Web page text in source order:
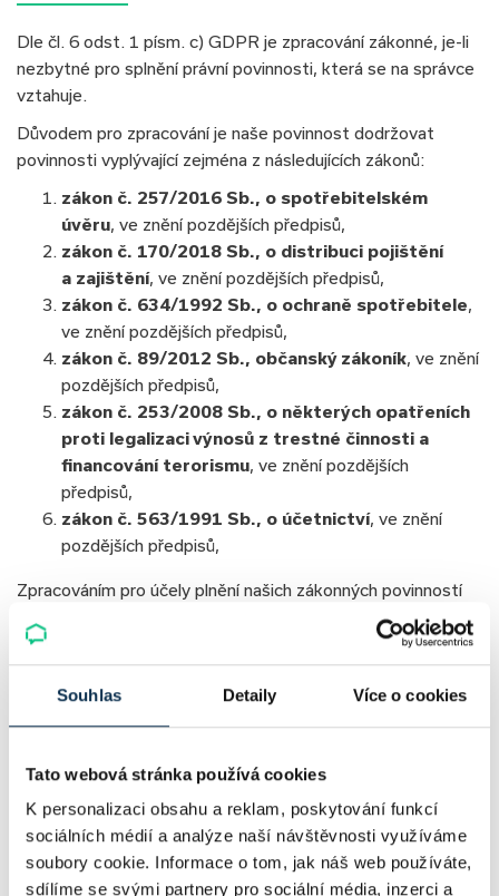
Souhlas Detaily Více o cookies
Tato webová stránka používá cookies
K personalizaci obsahu a reklam, poskytování funkcí
sociálních médií a analýze naší návštěvnosti využíváme
soubory cookie. Informace o tom, jak náš web používáte,
sdílíme se svými partnery pro sociální média, inzerci a
Dle čl. 6 odst. 1 písm. c) GDPR je zpracování zákonné, je-li
nezbytné pro splnění právní povinnosti, která se na správce
vztahuje.
Důvodem pro zpracování je naše povinnost dodržovat
povinnosti vyplývající zejména z následujících zákonů:
zákon č. 257/2016 Sb., o spotřebitelském
úvěru, ve znění pozdějších předpisů,
zákon č. 170/2018 Sb., o distribuci pojištění
a zajištění, ve znění pozdějších předpisů,
zákon č. 634/1992 Sb., o ochraně spotřebitele,
ve znění pozdějších předpisů,
zákon č. 89/2012 Sb., občanský zákoník, ve znění
pozdějších předpisů,
zákon č. 253/2008 Sb., o některých opatřeních
proti legalizaci výnosů z trestné činnosti a
financování terorismu, ve znění pozdějších
předpisů,
zákon č. 563/1991 Sb., o účetnictví, ve znění
pozdějších předpisů,
Zpracováním pro účely plnění našich zákonných povinností
plnění daňových a účetních
povinností, výkon kontroly a plnění povinnosti
součinnosti s orgány státní správy, včetně předání
vašich osobních údajů orgánu státní správy (např. Policii
České republiky, České národní bance či příslušnému
Pro tyto účely osobní údaje používámepo dobu trvání
zákonné povinnosti, kdy konkrétní lhůty stanovují výše
uvedené právní předpisy (např. archivační lhůty stanovené
předpisy o vedení účetnictví). Tyto lhůty se liší v závislosti